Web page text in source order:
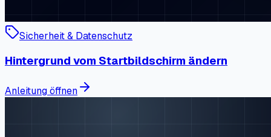
Sicherheit & Datenschutz
Hintergrund vom Startbildschirm ändern
Anleitung öffnen